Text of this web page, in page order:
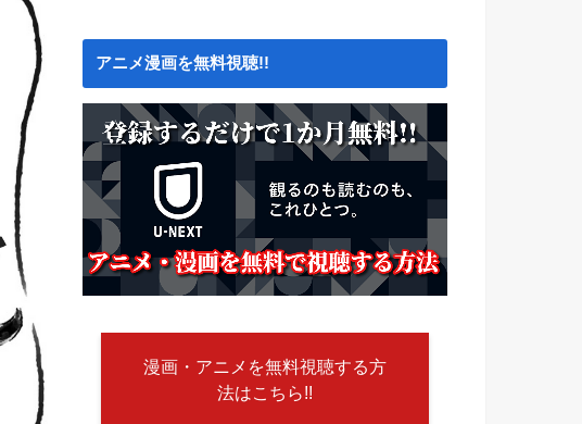
アニメ漫画を無料視聴!!
漫画・アニメを無料視聴する方
法はこちら!!